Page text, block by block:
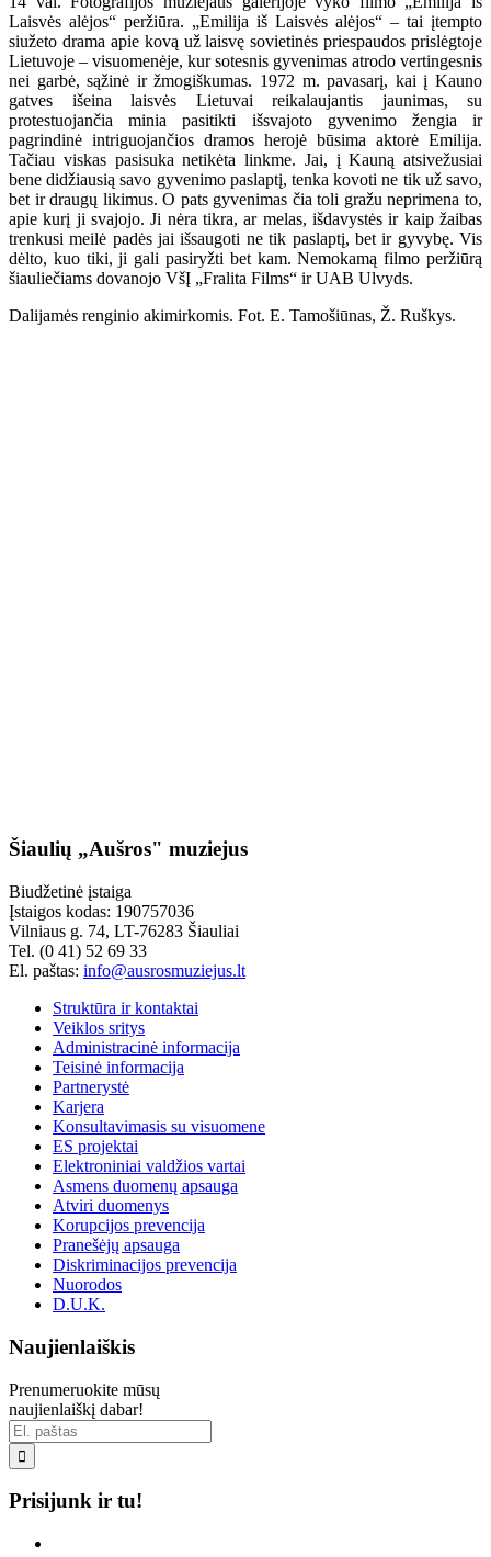
Laisvės alėjos“ peržiūra. „Emilija iš Laisvės alėjos“ – tai įtempto
siužeto drama apie kovą už laisvę sovietinės priespaudos prislėgtoje
Lietuvoje – visuomenėje, kur sotesnis gyvenimas atrodo vertingesnis
nei garbė, sąžinė ir žmogiškumas. 1972 m. pavasarį, kai į Kauno
gatves išeina laisvės Lietuvai reikalaujantis jaunimas, su
protestuojančia minia pasitikti išsvajoto gyvenimo žengia ir
pagrindinė intriguojančios dramos herojė būsima aktorė Emilija.
Tačiau viskas pasisuka netikėta linkme. Jai, į Kauną atsivežusiai
bene didžiausią savo gyvenimo paslaptį, tenka kovoti ne tik už savo,
bet ir draugų likimus. O pats gyvenimas čia toli gražu neprimena to,
apie kurį ji svajojo. Ji nėra tikra, ar melas, išdavystės ir kaip žaibas
trenkusi meilė padės jai išsaugoti ne tik paslaptį, bet ir gyvybę. Vis
dėlto, kuo tiki, ji gali pasiryžti bet kam. Nemokamą filmo peržiūrą
šiauliečiams dovanojo VšĮ „Fralita Films“ ir UAB Ulvyds.
Dalijamės renginio akimirkomis. Fot. E. Tamošiūnas, Ž. Ruškys.
Šiaulių „Aušros" muziejus
Biudžetinė įstaiga
Įstaigos kodas: 190757036
Vilniaus g. 74, LT-76283 Šiauliai
Tel. (0 41) 52 69 33
El. paštas: info@ausrosmuziejus.lt
Struktūra ir kontaktai
Veiklos sritys
Administracinė informacija
Teisinė informacija
Partnerystė
Karjera
Konsultavimasis su visuomene
ES projektai
Elektroniniai valdžios vartai
Asmens duomenų apsauga
Atviri duomenys
Korupcijos prevencija
Pranešėjų apsauga
Diskriminacijos prevencija
Nuorodos
D.U.K.
Naujienlaiškis
Prenumeruokite mūsų
naujienlaiškį dabar!

Prisijunk ir tu!